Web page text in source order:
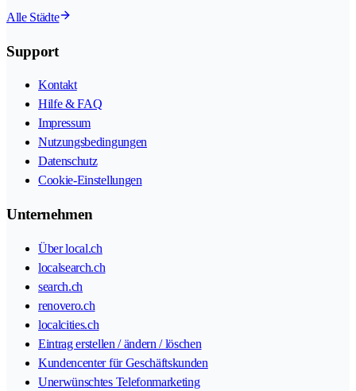
Alle Städte
Support
Kontakt
Hilfe & FAQ
Impressum
Nutzungsbedingungen
Datenschutz
Cookie-Einstellungen
Unternehmen
Über local.ch
localsearch.ch
search.ch
renovero.ch
localcities.ch
Eintrag erstellen / ändern / löschen
Kundencenter für Geschäftskunden
Unerwünschtes Telefonmarketing